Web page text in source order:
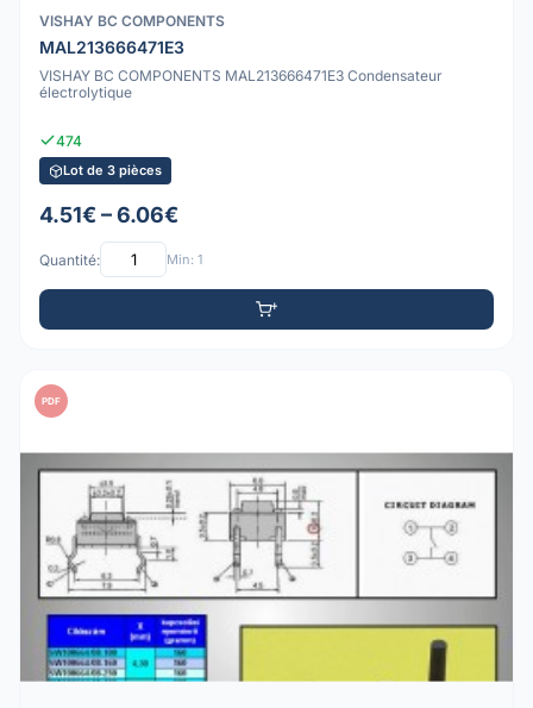
VISHAY BC COMPONENTS
MAL213666471E3
VISHAY BC COMPONENTS MAL213666471E3 Condensateur
électrolytique
474
Lot de 3 pièces
4.51€ – 6.06€
Quantité: Min: 1
PDF